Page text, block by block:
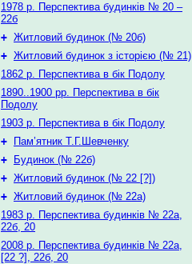
1978 р. Перспектива будинків № 20 –
22б
+ Житловий будинок (№ 20б)
+ Житловий будинок з історією (№ 21)
1862 р. Перспектива в бік Подолу
1890..1900 рр. Перспектива в бік
Подолу
1903 р. Перспектива в бік Подолу
+
Пам’ятник Т.Г.Шевченку
+
Будинок (№ 22б)
+ Житловий будинок (№ 22 [?])
+ Житловий будинок (№ 22а)
1983 р. Перспектива будинків № 22а,
22б, 20
2008 р. Перспектива будинків № 22а,
[22 ?], 22б, 20